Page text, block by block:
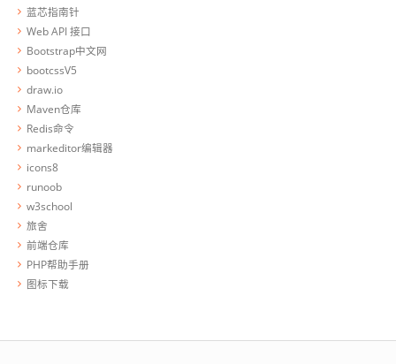
蓝芯指南针
Web API 接口
Bootstrap中文网
bootcssV5
draw.io
Maven仓库
Redis命令
markeditor编辑器
icons8
runoob
w3school
旅舍
前端仓库
PHP帮助手册
图标下载